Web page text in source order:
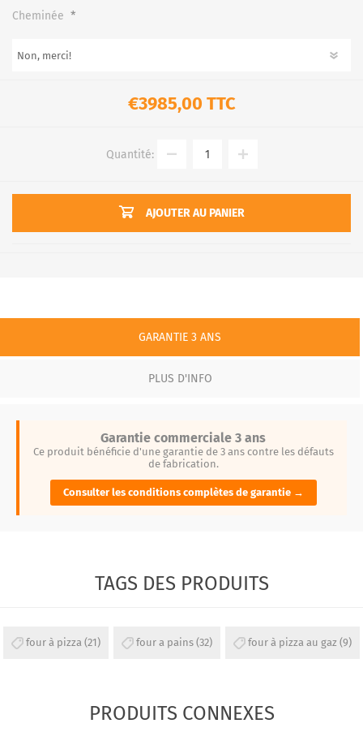
Cheminée *
€3985,00 TTC
Quantité:
AJOUTER AU PANIER
GARANTIE 3 ANS
PLUS D'INFO
Garantie commerciale 3 ans
Ce produit bénéficie d'une garantie de 3 ans contre les défauts
de fabrication.
Consulter les conditions complètes de garantie →
TAGS DES PRODUITS
four à pizza (21) four a pains (32) four à pizza au gaz (9)
PRODUITS CONNEXES